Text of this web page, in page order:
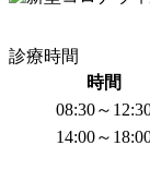
診療時間
時間
08:30～
14:00～